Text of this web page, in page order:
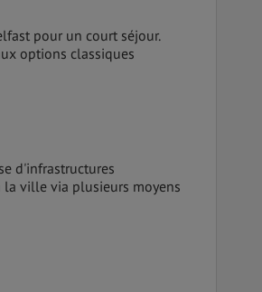
pour un court séjour.
options classiques
d'infrastructures
la ville via plusieurs moyens